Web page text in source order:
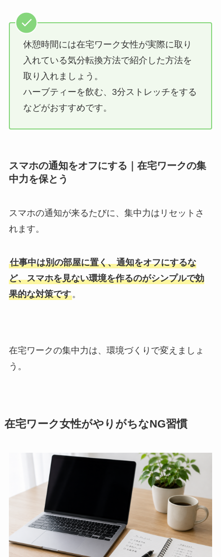
休憩時間には在宅ワーク女性が実際に取り
入れている気分転換方法で紹介した方法を
取り入れましょう。
ハーブティーを飲む、3分ストレッチをする
などがおすすめです。
スマホの通知をオフにする｜在宅ワークの集
中力を保とう
スマホの通知が来るたびに、集中力はリセットさ
れます。
仕事中は別の部屋に置く、通知をオフにするな
ど、スマホを見ない環境を作るのがシンプルで効
果的な対策です。
在宅ワークの集中力は、環境づくりで変えましょ
う。
在宅ワーク女性がやりがちなNG習慣